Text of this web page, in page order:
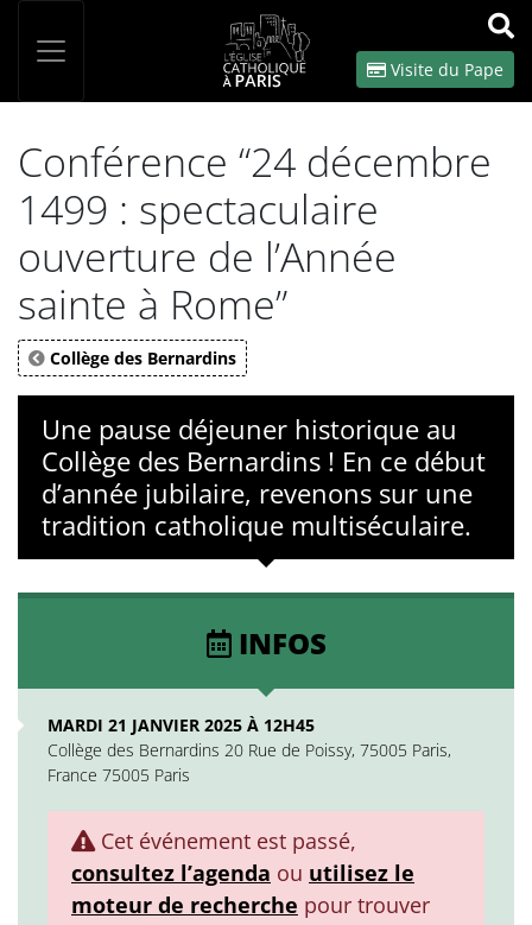
OK
Visite du Pape
Conférence “24 décembre
1499 : spectaculaire
ouverture de l’Année
sainte à Rome”
Collège des Bernardins
Une pause déjeuner historique au
Collège des Bernardins ! En ce début
d’année jubilaire, revenons sur une
tradition catholique multiséculaire.
INFOS
MARDI 21 JANVIER 2025 À 12H45
Collège des Bernardins 20 Rue de Poissy, 75005 Paris,
France 75005 Paris
Cet événement est passé,
consultez l’agenda ou utilisez le
moteur de recherche pour trouver
Panneau de gestion des cookies